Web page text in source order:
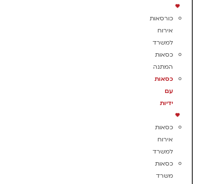
כורסאות
אירוח
למשרד
כסאות
המתנה
כסאות
עם
ידיות
כסאות
אירוח
למשרד
כסאות
משרד